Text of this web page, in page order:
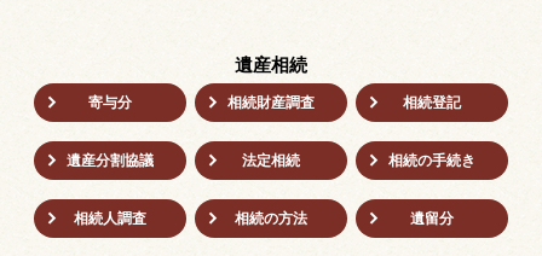
遺産相続
寄与分 相続財産調査 相続登記
遺産分割協議 法定相続 相続の⼿続き
相続人調査 相続の方法 遺留分